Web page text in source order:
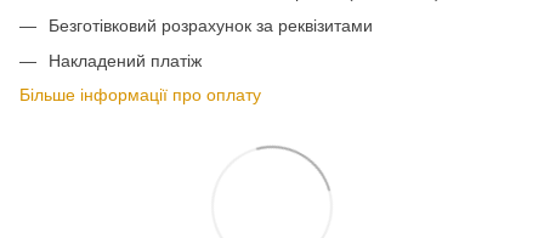
Безготівковий розрахунок за реквізитами
Накладений платіж
Більше інформації про оплату